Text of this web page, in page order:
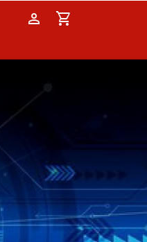
person shopping_cart